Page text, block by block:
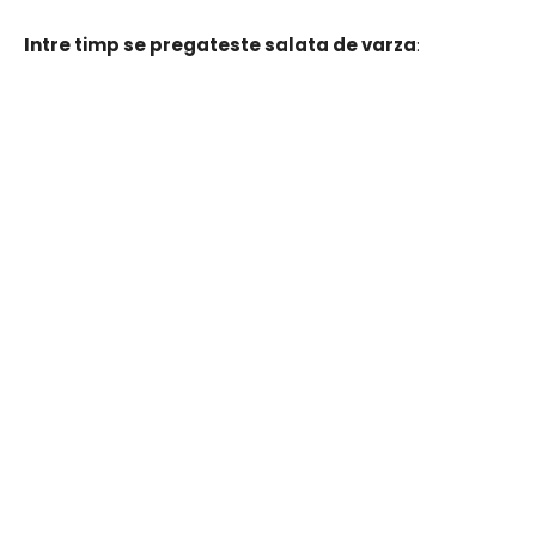
Intre timp se pregateste salata de varza: